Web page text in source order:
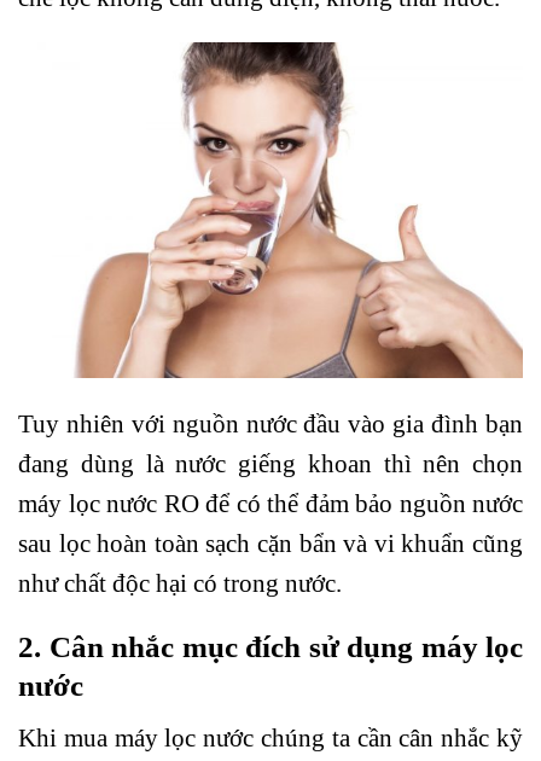
Tuy nhiên với nguồn nước đầu vào gia đình bạn
đang dùng là nước giếng khoan thì nên chọn
máy lọc nước RO để có thể đảm bảo nguồn nước
sau lọc hoàn toàn sạch cặn bẩn và vi khuẩn cũng
như chất độc hại có trong nước.
2. Cân nhắc mục đích sử dụng máy lọc
nước
Khi mua máy lọc nước chúng ta cần cân nhắc kỹ